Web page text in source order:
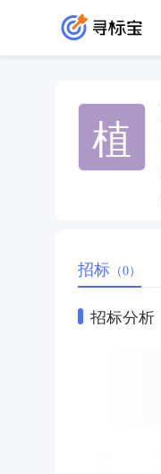
植
招标 （0）
招标分析